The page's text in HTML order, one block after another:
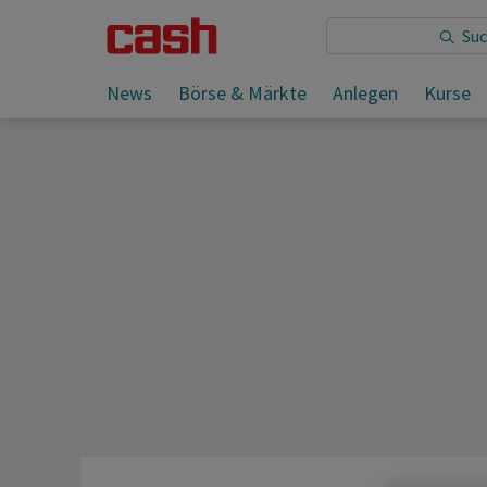
News Börse & Märkte Anlegen Kurse
Sie lesen: